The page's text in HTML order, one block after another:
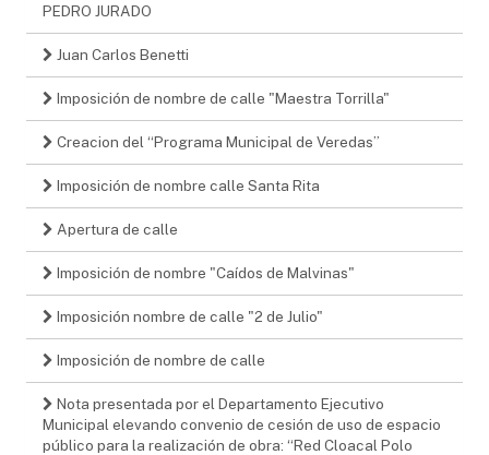
PEDRO JURADO
Juan Carlos Benetti
Imposición de nombre de calle "Maestra Torrilla"
Creacion del “Programa Municipal de Veredas”
Imposición de nombre calle Santa Rita
Apertura de calle
Imposición de nombre "Caídos de Malvinas"
Imposición nombre de calle "2 de Julio"
Imposición de nombre de calle
Nota presentada por el Departamento Ejecutivo
Municipal elevando convenio de cesión de uso de espacio
público para la realización de obra: “Red Cloacal Polo